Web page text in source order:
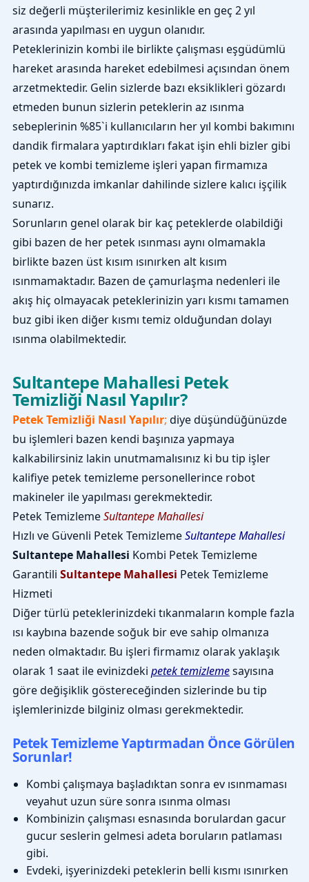
siz değerli müşterilerimiz kesinlikle en geç 2 yıl
arasında yapılması en uygun olanıdır.
Peteklerinizin kombi ile birlikte çalışması eşgüdümlü
hareket arasında hareket edebilmesi açısından önem
arzetmektedir. Gelin sizlerde bazı eksiklikleri gözardı
etmeden bunun sizlerin peteklerin az ısınma
sebeplerinin %85`i kullanıcıların her yıl kombi bakımını
dandik firmalara yaptırdıkları fakat işin ehli bizler gibi
petek ve kombi temizleme işleri yapan firmamıza
yaptırdığınızda imkanlar dahilinde sizlere kalıcı işçilik
sunarız.
Sorunların genel olarak bir kaç peteklerde olabildiği
gibi bazen de her petek ısınması aynı olmamakla
birlikte bazen üst kısım ısınırken alt kısım
ısınmamaktadır. Bazen de çamurlaşma nedenleri ile
akış hiç olmayacak peteklerinizin yarı kısmı tamamen
buz gibi iken diğer kısmı temiz olduğundan dolayı
ısınma olabilmektedir.
Sultantepe Mahallesi Petek
Temizliği Nasıl Yapılır?
Petek Temizliği Nasıl Yapılır; diye düşündüğünüzde
bu işlemleri bazen kendi başınıza yapmaya
kalkabilirsiniz lakin unutmamalısınız ki bu tip işler
kalifiye petek temizleme personellerince robot
makineler ile yapılması gerekmektedir.
Petek TemizlemeSultantepe Mahallesi
Hızlı ve Güvenli Petek TemizlemeSultantepe Mahallesi
Sultantepe Mahallesi Kombi Petek Temizleme
Garantili Sultantepe Mahallesi Petek Temizleme
Hizmeti
Diğer türlü peteklerinizdeki tıkanmaların komple fazla
ısı kaybına bazende soğuk bir eve sahip olmanıza
neden olmaktadır. Bu işleri firmamız olarak yaklaşık
olarak 1 saat ile evinizdeki petek temizlemesayısına
göre değişiklik göstereceğinden sizlerinde bu tip
işlemlerinizde bilginiz olması gerekmektedir.
Petek Temizleme Yaptırmadan Önce Görülen
Sorunlar!
Kombi çalışmaya başladıktan sonra ev ısınmaması
veyahut uzun süre sonra ısınma olması
Kombinizin çalışması esnasında borulardan gacur
gucur seslerin gelmesi adeta boruların patlaması
gibi.
Evdeki, işyerinizdeki peteklerin belli kısmı ısınırken